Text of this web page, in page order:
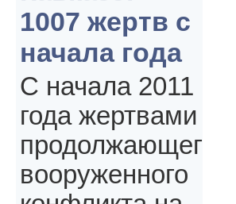
1007 жертв с
начала года
С начала 2011
года жертвами
продолжающегося
вооруженного